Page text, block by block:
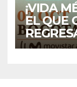
¡VIDA
EL QUE